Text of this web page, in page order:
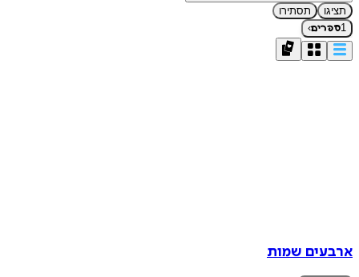
תציגו
תסתירו
1ספרים›
ארבעים שמות